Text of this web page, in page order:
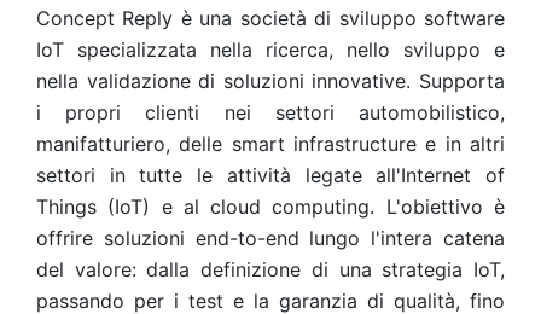
Concept Reply è una società di sviluppo software
IoT specializzata nella ricerca, nello sviluppo e
nella validazione di soluzioni innovative. Supporta
i propri clienti nei settori automobilistico,
manifatturiero, delle smart infrastructure e in altri
settori in tutte le attività legate all'Internet of
Things (IoT) e al cloud computing. L'obiettivo è
offrire soluzioni end-to-end lungo l'intera catena
del valore: dalla definizione di una strategia IoT,
passando per i test e la garanzia di qualità, fino